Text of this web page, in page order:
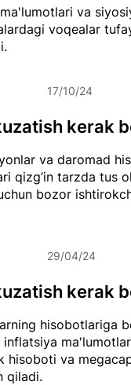
va
voqealar
va daromad
qizg’in tarzda tus
bozor
kerak
17/10/24
hisobotlariga
inflatsiya
hisoboti va
qiladi.
kerak
29/04/24